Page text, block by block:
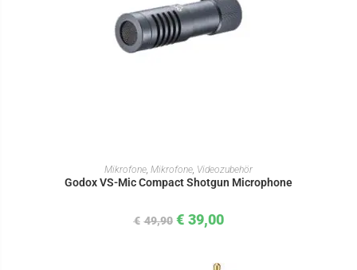
IN DEN WARENKORB
Mikrofone, Mikrofone, Videozubehör
Godox VS-Mic Compact Shotgun Microphone
€ 49,90 € 39,00